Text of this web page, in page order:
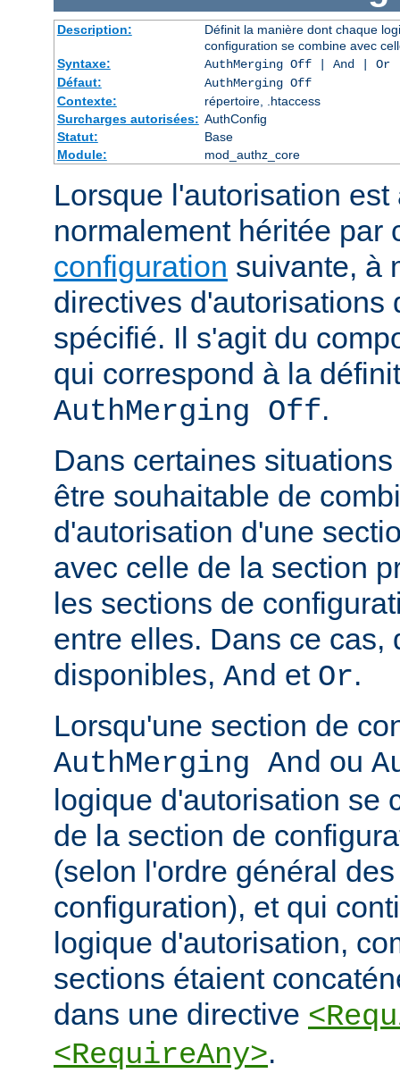
Description:
Définit la manière dont chaque
configuration se combine avec
Syntaxe:
AuthMerging Off | And | Or
Défaut:
AuthMerging Off
Contexte:
répertoire, .htaccess
Surcharges autorisées: AuthConfig
Statut:
Base
Module:
mod_authz_core
Lorsque l'autorisation
normalement héritée par
configuration suivante, à
directives d'autorisations
spécifié. Il s'agit du
qui correspond à la
AuthMerging Off.
Dans certaines
être souhaitable de
d'autorisation d'une
avec celle de la section
les sections de
entre elles. Dans ce cas,
disponibles, And et Or.
Lorsqu'une section de
AuthMerging And ou
logique d'autorisation se
de la section de
(selon l'ordre général
configuration), et qui
logique d'autorisation,
sections étaient
dans une directive
<RequireAny>.